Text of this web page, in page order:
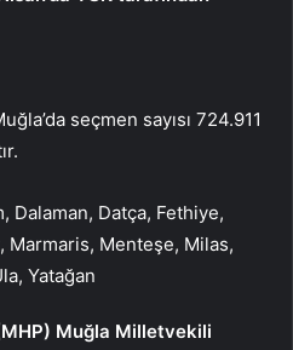
seçmen sayısı 724.911
Dalaman, Datça, Fethiye,
Marmaris, Menteşe, Milas,
Yatağan
Muğla Milletvekili